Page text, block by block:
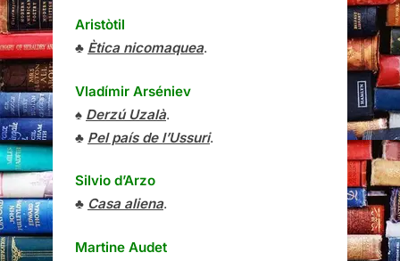
Aristòtil
♣ Ètica nicomaquea.
Vladímir Arséniev
♠ Derzú Uzalà.
♣ Pel país de l’Ussuri.
Silvio d’Arzo
♣ Casa aliena.
Martine Audet